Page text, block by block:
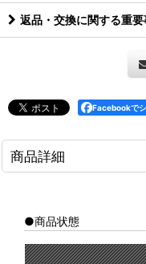
返品・交換に関する重
Facebookで
商品詳細
●商品状態